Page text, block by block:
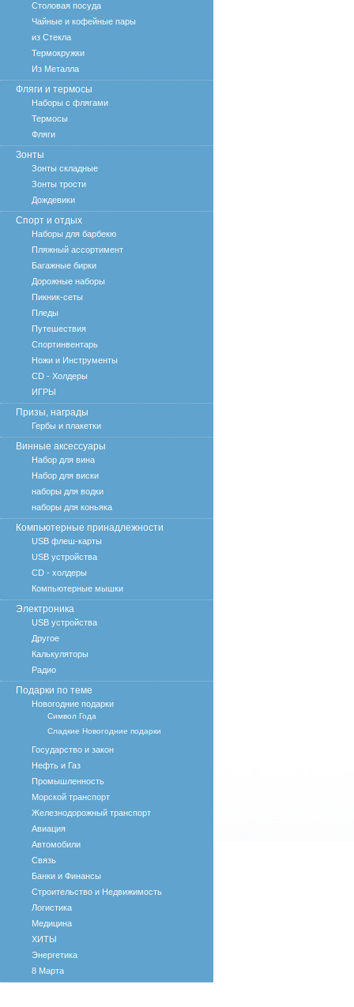
Столовая посуда
Чайные и кофейные пары
из Стекла
Термокружки
Из Металла
Фляги и термосы
Наборы с флягами
Термосы
Фляги
Зонты
Зонты складные
Зонты трости
Дождевики
Спорт и отдых
Наборы для барбекю
Пляжный ассортимент
Багажные бирки
Дорожные наборы
Пикник-сеты
Пледы
Путешествия
Спортинвентарь
Ножи и Инструменты
CD - Холдеры
ИГРЫ
Призы, награды
Гербы и плакетки
Винные аксессуары
Набор для вина
Набор для виски
наборы для водки
наборы для коньяка
Компьютерные принадлежности
USB флеш-карты
USB устройства
CD - холдеры
Компьютерные мышки
Электроника
USB устройства
Другое
Калькуляторы
Радио
Подарки по теме
Новогодние подарки
Символ Года
Сладкие Новогодние подарки
Государство и закон
Нефть и Газ
Промышленность
Морской транспорт
Железнодорожный транспорт
Авиация
Автомобили
Связь
Банки и Финансы
Строительство и Недвижимость
Логистика
Медицина
ХИТЫ
Энергетика
8 Марта